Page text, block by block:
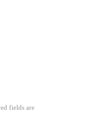
fields are